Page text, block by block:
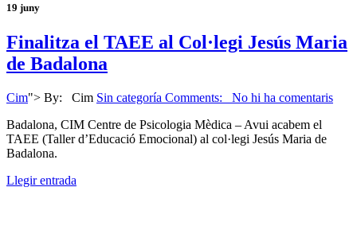
19 juny
Finalitza el TAEE al Col·legi Jesús Maria
de Badalona
Cim"> By: Cim Sin categoría Comments: No hi ha comentaris
Badalona, CIM Centre de Psicologia Mèdica – Avui acabem el
TAEE (Taller d’Educació Emocional) al col·legi Jesús Maria de
Badalona.
Llegir entrada